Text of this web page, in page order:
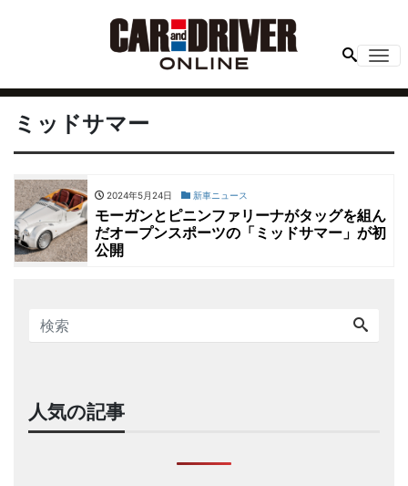
ミッドサマー
2024年5月24日 新車ニュース
モーガンとピニンファリーナがタッグを組ん
だオープンスポーツの「ミッドサマー」が初
公開
人気の記事